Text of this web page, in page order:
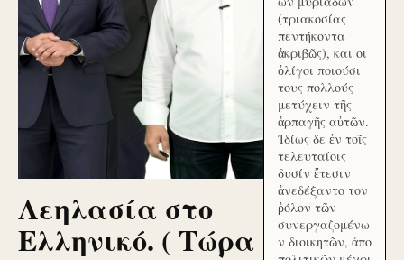
Λεηλασία στο
Ελληνικό. ( Τώρα
(τριακοσίας
πεντήκοντα
ἀκριβῶς), και οι
ὀλίγοι ποιούσι
τους πολλούς
μετύχειν τῆς
ἁρπαγῆς αὐτῶν.
Ἰδίως δε ἐν τοῖς
τελευταίοις
δυσίν ἔτεσιν
ἀνεδέξαντο τον
ῥόλον τῶν
συνεργαζομένω
ν διοικητῶν, ἀπο